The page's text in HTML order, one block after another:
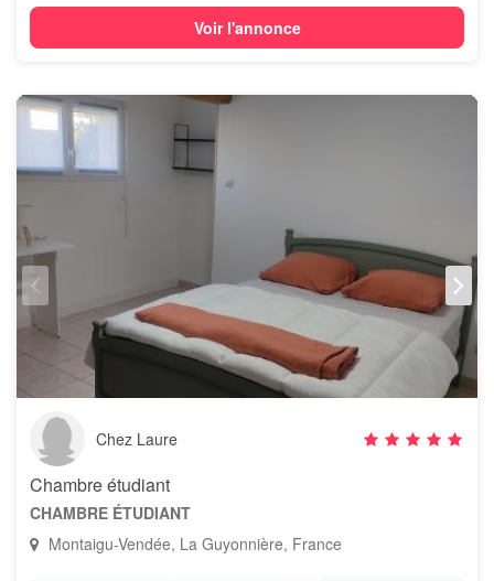
Voir l'annonce
Chez Laure
Chambre étudiant
CHAMBRE ÉTUDIANT
Montaigu-Vendée, La Guyonnière, France